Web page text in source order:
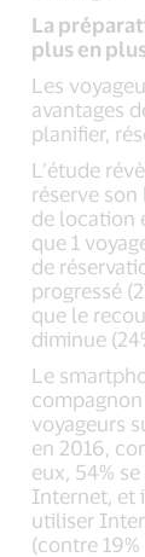
La
plus en
Les
avantages
planifier,
L’étude
réserve
de location
que 1
de
progressé
que le
diminue
Le
voyageurs
en 2016,
eux, 54%
Internet, et
utiliser
(contre 19%